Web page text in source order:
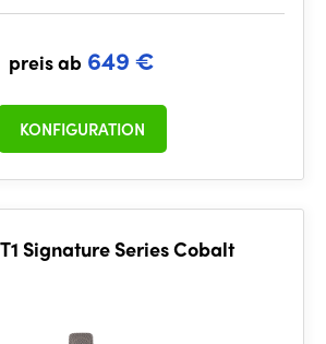
preis ab 649 €
KONFIGURATION
Signature Series Cobalt